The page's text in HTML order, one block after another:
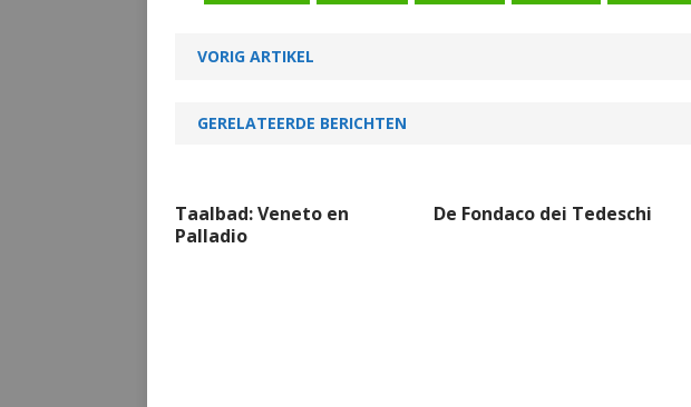
VORIG ARTIKEL
GERELATEERDE BERICHTEN
Taalbad: Veneto en
Palladio
De Fondaco dei Tedeschi